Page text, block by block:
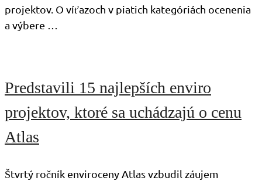
projektov. O víťazoch v piatich kategóriách ocenenia
a výbere …
Predstavili 15 najlepších enviro
projektov, ktoré sa uchádzajú o cenu
Atlas
Štvrtý ročník enviroceny Atlas vzbudil záujem